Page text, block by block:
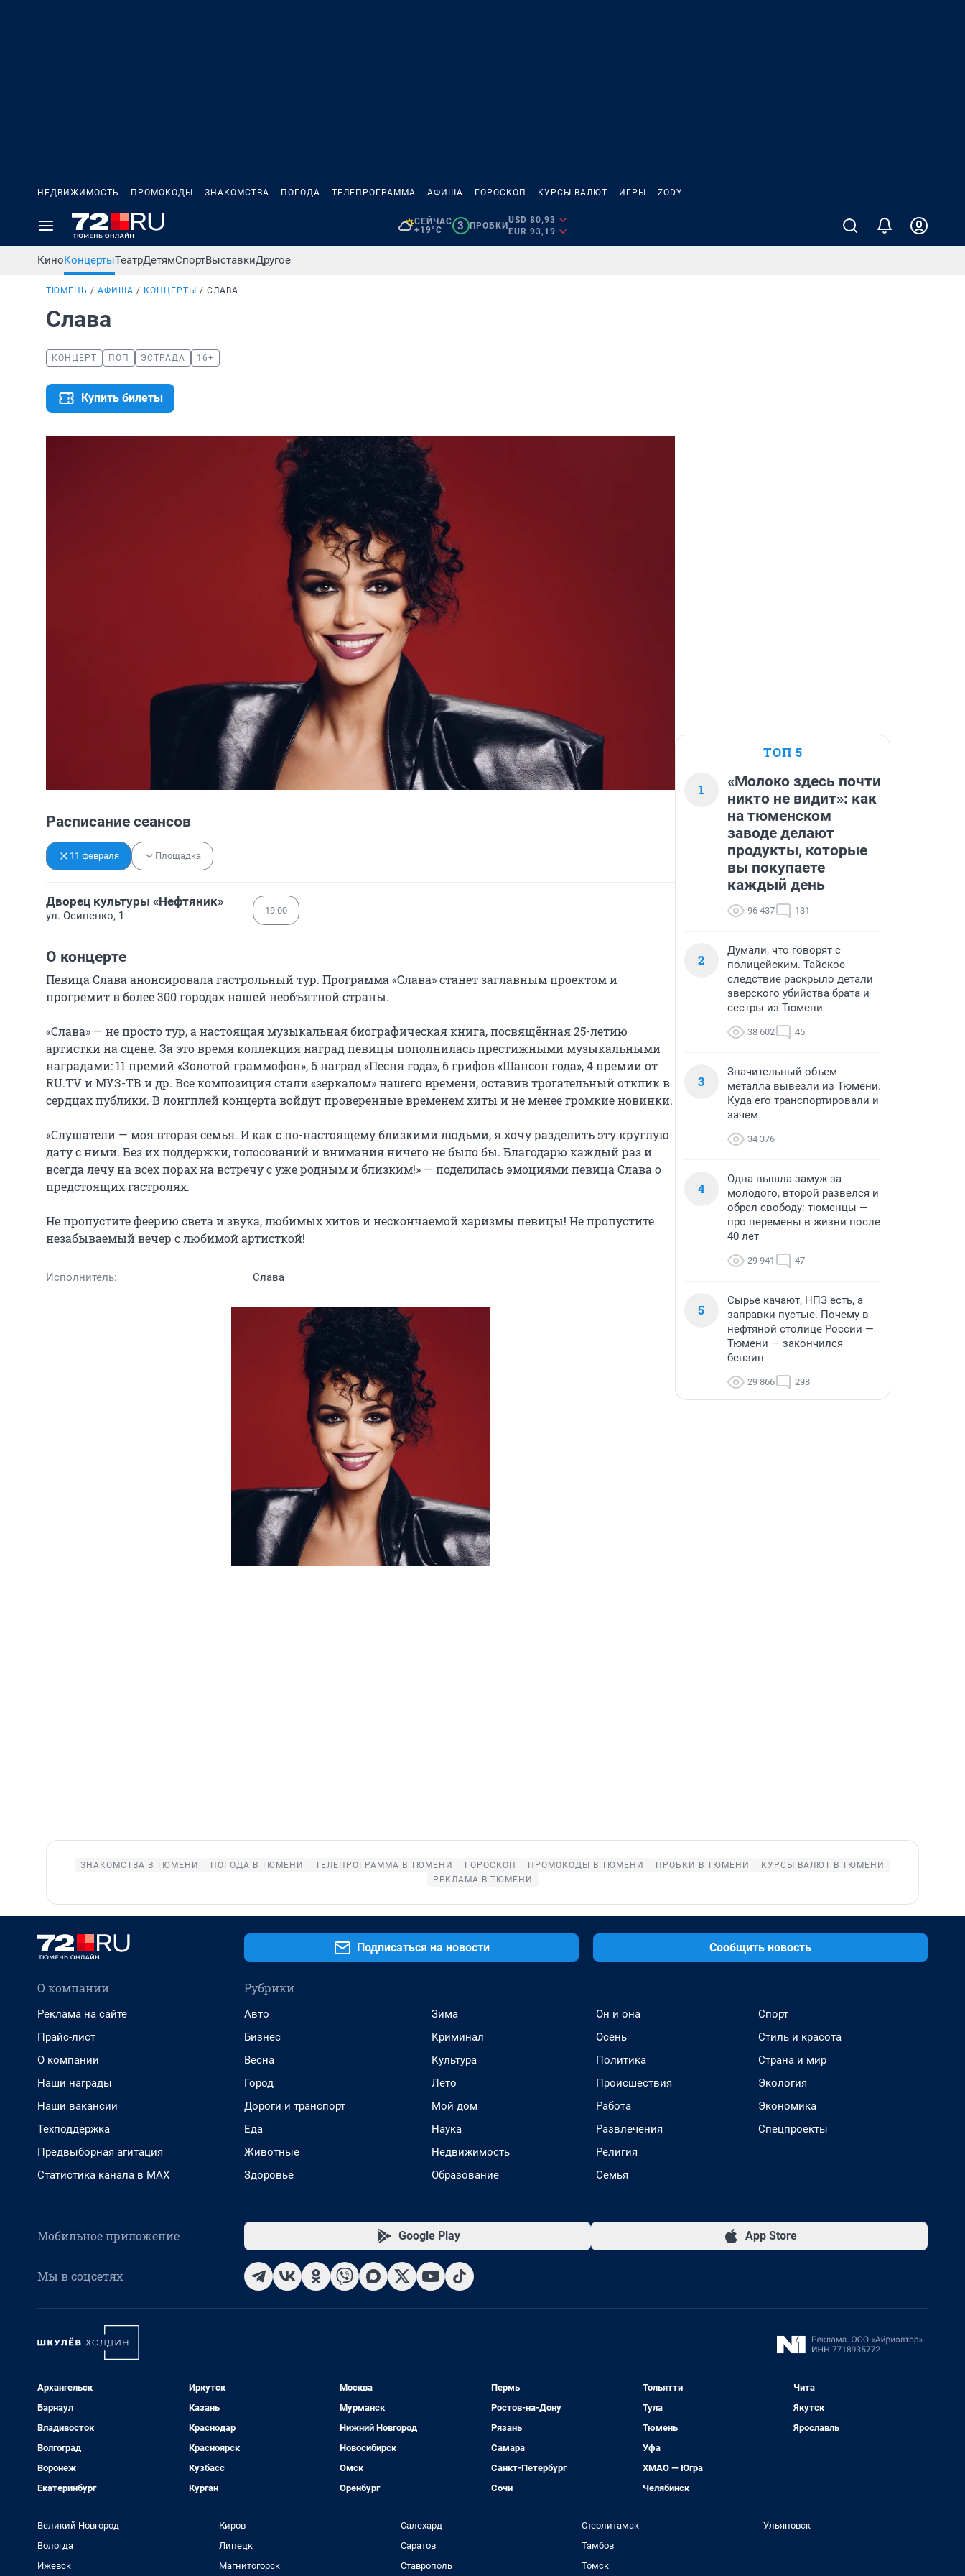
НЕДВИЖИМОСТЬ ПРОМОКОДЫ ЗНАКОМСТВА ПОГОДА ТЕЛЕПРОГРАММА АФИША ГОРОСКОП КУРСЫ ВАЛЮТ ИГРЫ ZODY
СЕЙЧАС
+19°C
3 ПРОБКИ
USD 80,93
EUR 93,19
КиноКонцертыТеатрДетямСпортВыставкиДругое
ТЮМЕНЬ АФИША КОНЦЕРТЫ СЛАВА
Слава
КОНЦЕРТ ПОП ЭСТРАДА 16+
Купить билеты
Расписание сеансов
11 февраля Площадка
Дворец культуры «Нефтяник»
ул. Осипенко, 1 19:00
О концерте
Певица Слава анонсировала гастрольный тур. Программа «Слава» станет заглавным проектом и
прогремит в более 300 городах нашей необъятной страны.
«Слава» — не просто тур, а настоящая музыкальная биографическая книга, посвящённая 25-летию
артистки на сцене. За это время коллекция наград певицы пополнилась престижными музыкальными
наградами: 11 премий «Золотой граммофон», 6 наград «Песня года», 6 грифов «Шансон года», 4 премии от
RU.TV и МУЗ-ТВ и др. Все композиция стали «зеркалом» нашего времени, оставив трогательный отклик в
сердцах публики. В лонгплей концерта войдут проверенные временем хиты и не менее громкие новинки.
«Слушатели — моя вторая семья. И как с по-настоящему близкими людьми, я хочу разделить эту круглую
дату с ними. Без их поддержки, голосований и внимания ничего не было бы. Благодарю каждый раз и
всегда лечу на всех порах на встречу с уже родным и близким!» — поделилась эмоциями певица Слава о
предстоящих гастролях.
Не пропустите феерию света и звука, любимых хитов и нескончаемой харизмы певицы! Не пропустите
незабываемый вечер с любимой артисткой!
Исполнитель: Слава
ТОП 5
1
«Молоко здесь почти
никто не видит»: как
на тюменском
заводе делают
продукты, которые
вы покупаете
каждый день
96 437 131
2
Думали, что говорят с
полицейским. Тайское
следствие раскрыло детали
зверского убийства брата и
сестры из Тюмени
38 602 45
3
Значительный объем
металла вывезли из Тюмени.
Куда его транспортировали и
зачем
34 376
4
Одна вышла замуж за
молодого, второй развелся и
обрел свободу: тюменцы —
про перемены в жизни после
40 лет
29 941 47
5
Сырье качают, НПЗ есть, а
заправки пустые. Почему в
нефтяной столице России —
Тюмени — закончился
бензин
29 866 298
ЗНАКОМСТВА В ТЮМЕНИ ПОГОДА В ТЮМЕНИ ТЕЛЕПРОГРАММА В ТЮМЕНИ ГОРОСКОП ПРОМОКОДЫ В ТЮМЕНИ ПРОБКИ В ТЮМЕНИ
КУРСЫ ВАЛЮТ В ТЮМЕНИ
РЕКЛАМА В ТЮМЕНИ
Подписаться на новости Сообщить новость
О компании
Реклама на сайте
Прайс-лист
О компании
Наши награды
Наши вакансии
Техподдержка
Предвыборная агитация
Статистика канала в MAX
Рубрики
Авто
Бизнес
Весна
Город
Дороги и транспорт
Еда
Животные
Здоровье
Зима
Криминал
Культура
Лето
Мой дом
Наука
Недвижимость
Образование
Он и она
Осень
Политика
Происшествия
Работа
Развлечения
Религия
Семья
Спорт
Стиль и красота
Страна и мир
Экология
Экономика
Спецпроекты
Мобильное приложение Google Play App Store
Мы в соцсетях
Архангельск
Барнаул
Владивосток
Волгоград
Воронеж
Екатеринбург
Иркутск
Казань
Краснодар
Красноярск
Кузбасс
Курган
Москва
Мурманск
Нижний Новгород
Новосибирск
Омск
Оренбург
Пермь
Ростов-на-Дону
Рязань
Самара
Санкт-Петербург
Сочи
Тольятти
Тула
Тюмень
Уфа
ХМАО — Югра
Челябинск
Чита
Якутск
Ярославль
Великий Новгород
Вологда
Ижевск
Киров
Липецк
Магнитогорск
Салехард
Саратов
Ставрополь
Стерлитамак
Тамбов
Томск
Ульяновск